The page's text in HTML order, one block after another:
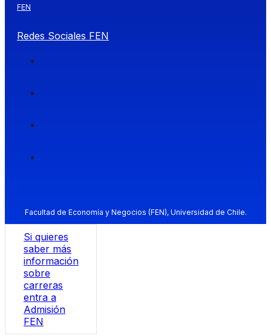
FEN
Redes Sociales FEN
Facultad de Economía y Negocios (FEN), Universidad de Chile.
Si quieres
saber más
información
sobre
carreras
entra a
Admisión
FEN